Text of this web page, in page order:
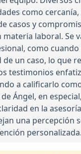
como
casos y
materia laboral. Se
como cuando
un caso, lo que
testimonios
a calificarlo
Ángel, en
en la
una percepción
personalizada.